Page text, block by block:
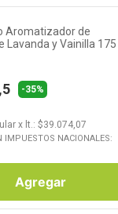
Aromatizador de
Lavanda y Vainilla 175
-35%
x lt.: $39.074,07
IMPUESTOS NACIONALES:
Agregar